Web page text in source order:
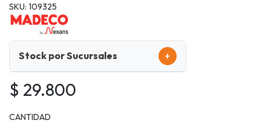
SKU: 109325
Stock por Sucursales +
$ 29.800
CANTIDAD